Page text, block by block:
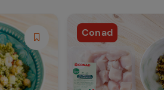
Conad